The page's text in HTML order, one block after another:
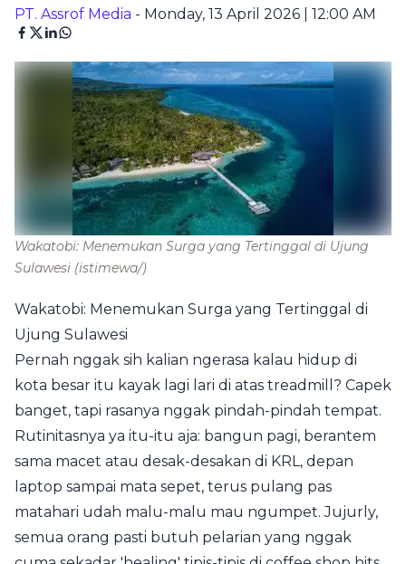
PT. Assrof Media - Monday, 13 April 2026 | 12:00 AM
Wakatobi: Menemukan Surga yang Tertinggal di Ujung
Sulawesi (istimewa/)
Wakatobi: Menemukan Surga yang Tertinggal di
Ujung Sulawesi
Pernah nggak sih kalian ngerasa kalau hidup di
kota besar itu kayak lagi lari di atas treadmill? Capek
banget, tapi rasanya nggak pindah-pindah tempat.
Rutinitasnya ya itu-itu aja: bangun pagi, berantem
sama macet atau desak-desakan di KRL, depan
laptop sampai mata sepet, terus pulang pas
matahari udah malu-malu mau ngumpet. Jujurly,
semua orang pasti butuh pelarian yang nggak